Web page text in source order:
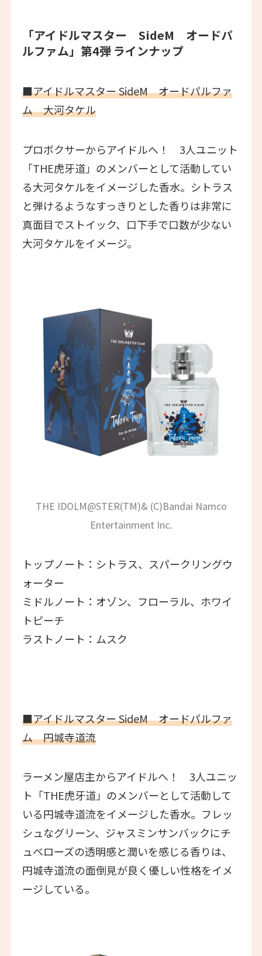
「アイドルマスター SideM オードパ
ルファム」第4弾 ラインナップ
■アイドルマスター SideM オードパルファ
ム 大河タケル
プロボクサーからアイドルへ！ 3人ユニット
「THE虎牙道」のメンバーとして活動してい
る大河タケルをイメージした香水。シトラス
と弾けるようなすっきりとした香りは非常に
真面目でストイック、口下手で口数が少ない
大河タケルをイメージ。
THE IDOLM@STER(TM)& (C)Bandai Namco
Entertainment Inc.
トップノート：シトラス、スパークリングウ
ォーター
ミドルノート：オゾン、フローラル、ホワイ
トピーチ
ラストノート：ムスク
■アイドルマスター SideM オードパルファ
ム 円城寺道流
ラーメン屋店主からアイドルへ！ 3人ユニッ
ト「THE虎牙道」のメンバーとして活動して
いる円城寺道流をイメージした香水。フレッ
シュなグリーン、ジャスミンサンバックにチ
ュベローズの透明感と潤いを感じる香りは、
円城寺道流の面倒見が良く優しい性格をイメ
ージしている。